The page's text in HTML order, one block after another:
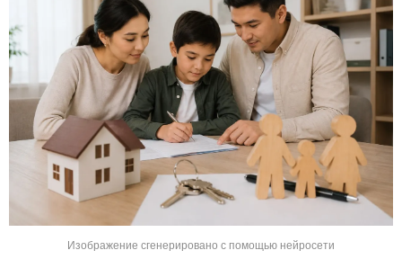
Изображение сгенерировано с помощью нейросети